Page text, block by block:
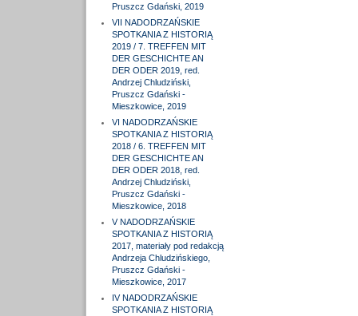
Pruszcz Gdański, 2019
VII NADODRZAŃSKIE
SPOTKANIA Z HISTORIĄ
2019 / 7. TREFFEN MIT
DER GESCHICHTE AN
DER ODER 2019, red.
Andrzej Chludziński,
Pruszcz Gdański -
Mieszkowice, 2019
VI NADODRZAŃSKIE
SPOTKANIA Z HISTORIĄ
2018 / 6. TREFFEN MIT
DER GESCHICHTE AN
DER ODER 2018, red.
Andrzej Chludziński,
Pruszcz Gdański -
Mieszkowice, 2018
V NADODRZAŃSKIE
SPOTKANIA Z HISTORIĄ
2017, materiały pod redakcją
Andrzeja Chludzińskiego,
Pruszcz Gdański -
Mieszkowice, 2017
IV NADODRZAŃSKIE
SPOTKANIA Z HISTORIĄ